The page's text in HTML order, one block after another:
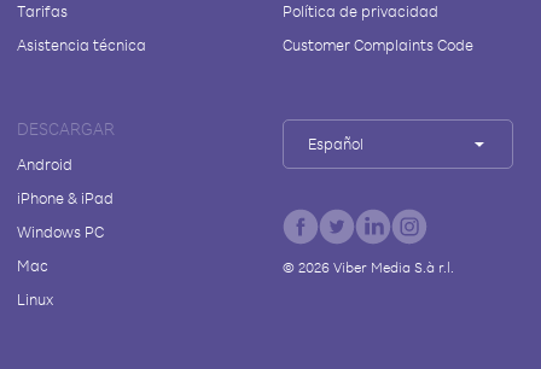
Tarifas
Asistencia técnica
Política de privacidad
Customer Complaints Code
DESCARGAR
Android
iPhone & iPad
Windows PC
Mac
Linux
Español
© 2026Viber Media S.à r.l.